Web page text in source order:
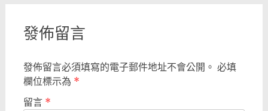
發佈留言
發佈留言必須填寫的電子郵件地址不會公開。 必填
欄位標示為 *
留言 *